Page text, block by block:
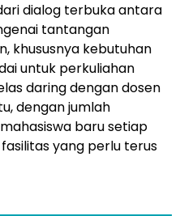
dialog terbuka antara
tantangan
khususnya kebutuhan
untuk perkuliahan
daring dengan dosen
dengan jumlah
baru setiap
yang perlu terus